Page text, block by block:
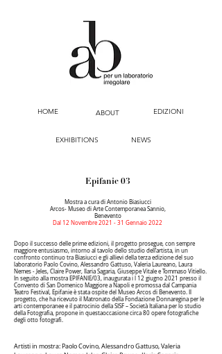
HOME ABOUT EDIZIONI
EXHIBITIONS NEWS
Epifanie 03
Mostra a cura di Antonio Biasiucci
Arcos- Museo di Arte Contemporanea Sannio,
Benevento
Dal 12 Novembre 2021 - 31 Gennaio 2022
Dopo il successo delle prime edizioni, il progetto prosegue, con sempre
maggiore entusiasmo, intorno al tavolo dello studio dell’artista, in un
confronto continuo tra Biasiucci e gli allievi della terza edizione del suo
laboratorio Paolo Covino, Alessandro Gattuso, Valeria Laureano, Laura
Nemes - Jeles, Claire Power, Ilaria Sagaria, Giuseppe Vitale e Tommaso Vitiello.
In seguito alla mostra EPIFANIE/03, inaugurata i l 12 giugno 2021 presso il
Convento di San Domenico Maggiore a Napoli e promossa dal Campania
Teatro Festival, Epifanie è stata ospite del Museo Arcos di Benevento. Il
progetto, che ha ricevuto il Matronato della Fondazione Donnaregina per le
arti contemporanee e il patrocinio della SISF – Società Italiana per lo studio
della Fotografia, propone in questaoccasione circa 80 opere fotografiche
degli otto fotografi.
Artisti in mostra: Paolo Covino, Alessandro Gattuso, Valeria